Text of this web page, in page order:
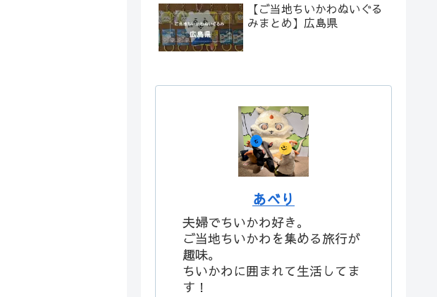
【ご当地ちいかわぬいぐる
みまとめ】広島県
あべり
夫婦でちいかわ好き。
ご当地ちいかわを集める旅行が
趣味。
ちいかわに囲まれて生活してま
す！